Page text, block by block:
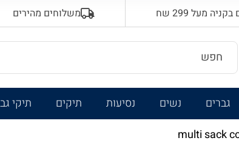
מעל 299 שח משלוחים מהירים
גברים נשים נסיעות תיקים
תיקי גב